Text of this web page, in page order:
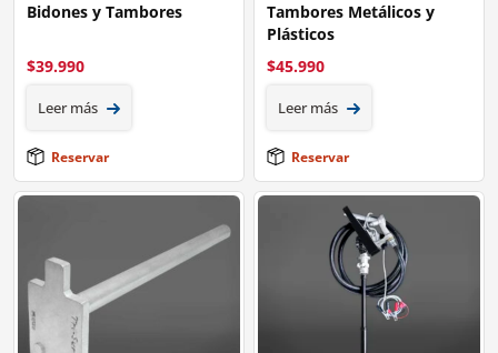
Bidones y Tambores
$39.990
Leer más
Reservar
Tambores Metálicos y
Plásticos
$45.990
Leer más
Reservar